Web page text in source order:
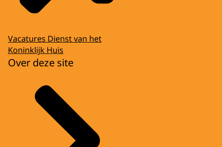
Vacatures Dienst van het
Koninklijk Huis
Over deze site